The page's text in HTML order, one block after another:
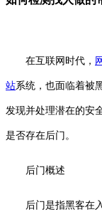
在互联网时代，
站系统，也面临着被
发现并处理潜在的安
是否存在后门。
后门概述
后门是指黑客在